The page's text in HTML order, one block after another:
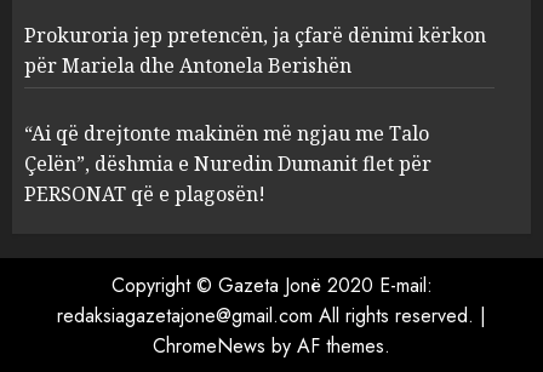
4
Prokuroria jep pretencën, ja
çfarë dënimi kërkon për
Berishën
MARCH 25, 2025
ngjau me Talo Çelën”,
dëshmia e Nuredin Dumanit
flet për PERSONAT që e
plagosën!
Prokuroria jep pretencën, ja çfarë dënimi kërkon
për Mariela dhe Antonela Berishën
“Ai që drejtonte makinën më ngjau me Talo
Çelën”, dëshmia e Nuredin Dumanit flet për
PERSONAT që e plagosën!
Copyright © Gazeta Jonë 2020 E-mail:
redaksiagazetajone@gmail.com All rights reserved. |
ChromeNews by AF themes.